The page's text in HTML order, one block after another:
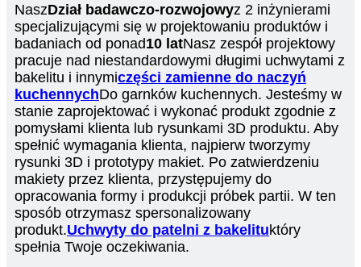
NaszDział badawczo-rozwojowyz 2 inżynierami
specjalizującymi się w projektowaniu produktów i
badaniach od ponad10 latNasz zespół projektowy
pracuje nad niestandardowymi długimi uchwytami z
bakelitu i innymiczęści zamienne do naczyń
kuchennychDo garnków kuchennych. Jesteśmy w
stanie zaprojektować i wykonać produkt zgodnie z
pomysłami klienta lub rysunkami 3D produktu. Aby
spełnić wymagania klienta, najpierw tworzymy
rysunki 3D i prototypy makiet. Po zatwierdzeniu
makiety przez klienta, przystępujemy do
opracowania formy i produkcji próbek partii. W ten
sposób otrzymasz spersonalizowany
produkt.Uchwyty do patelni z bakelituktóry
spełnia Twoje oczekiwania.